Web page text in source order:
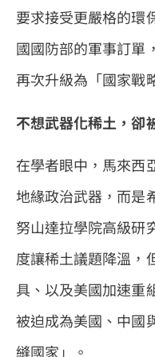
要求接受更嚴格的環
國國防部的軍事訂單
再次升級為「國家戰
不想武器化稀土，卻
在學者眼中，馬來西
地緣政治武器，而是
努山達拉學院高級研
度讓稀土議題降溫，
具、以及美國加速重
被迫成為美國、中國
縫國家」。